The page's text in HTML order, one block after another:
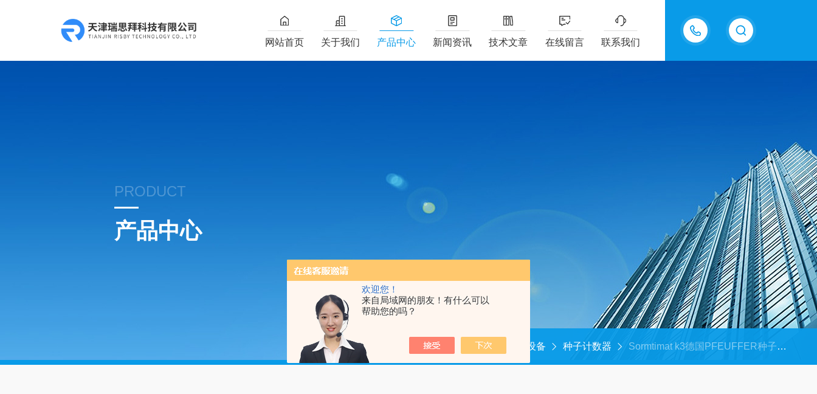
欢迎您！
来自局域网的朋友！有什么可以
帮助您的吗？
18202625585
网站首页 关于我们 产品中心 新闻资讯 技术文章 在线留言 联系我们
PRODUCT
产品中心
首页 产品中心 成套设备 种子计数器 Sormtimat k3德国PFEUFFER种子计数器